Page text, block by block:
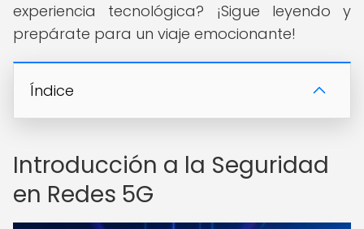
experiencia tecnológica? ¡Sigue leyendo y
prepárate para un viaje emocionante!
Índice
Introducción a la Seguridad
en Redes 5G